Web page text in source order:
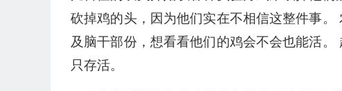
砍掉鸡的头，因为他们实在不相信这整件事
及脑干部份，想看看他们的鸡会不会也能活
只存活。